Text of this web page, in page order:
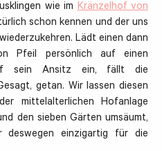
wie imKränzelhof von
schon kennen und der uns
Lädt einen dann
Pfeil persönlich auf einen
sein Ansitz ein, fällt die
getan. Wir lassen diesen
mittelalterlichen Hofanlage
den sieben Gärten umsäumt,
einzigartig für die